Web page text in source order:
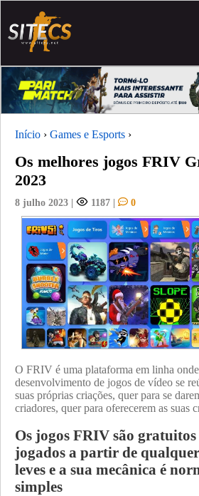
Início › Games e Esports ›
Os melhores jogos FRIV
2023
8 julho 2023 | 1187 | 0
O FRIV é uma plataforma em linha
desenvolvimento de jogos de vídeo se
suas próprias criações, quer para se
criadores, quer para oferecerem as suas
Os jogos FRIV são gratuitos
jogados a partir de
leves e a sua mecânica é
simples